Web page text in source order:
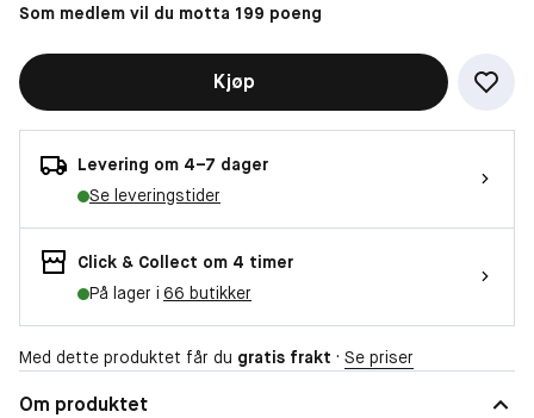
Som medlem vil du motta 199 poeng
Kjøp
Levering om 4–7 dager
Se leveringstider
Click & Collect om 4 timer
På lager i 66 butikker
Med dette produktet får du gratis frakt · Se priser
Om produktet